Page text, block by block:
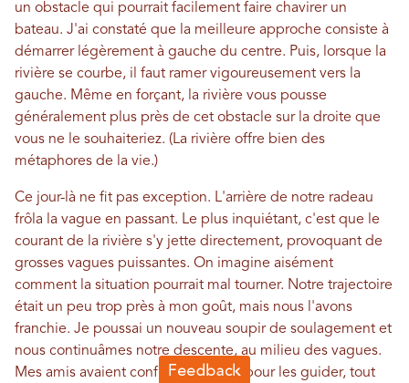
un obstacle qui pourrait facilement faire chavirer un
bateau. J'ai constaté que la meilleure approche consiste à
démarrer légèrement à gauche du centre. Puis, lorsque la
rivière se courbe, il faut ramer vigoureusement vers la
gauche. Même en forçant, la rivière vous pousse
généralement plus près de cet obstacle sur la droite que
vous ne le souhaiteriez. (La rivière offre bien des
métaphores de la vie.)
Ce jour-là ne fit pas exception. L'arrière de notre radeau
frôla la vague en passant. Le plus inquiétant, c'est que le
courant de la rivière s'y jette directement, provoquant de
grosses vagues puissantes. On imagine aisément
comment la situation pourrait mal tourner. Notre trajectoire
était un peu trop près à mon goût, mais nous l'avons
franchie. Je poussai un nouveau soupir de soulagement et
nous continuâmes notre descente, au milieu des vagues.
Mes amis avaient confiance en moi pour les guider, tout